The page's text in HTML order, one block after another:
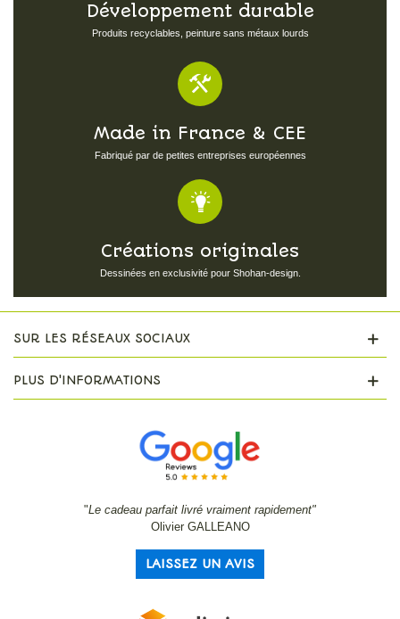
Développement durable
Produits recyclables, peinture sans métaux lourds
Made in France & CEE
Fabriqué par de petites entreprises européennes
Créations originales
Dessinées en exclusivité pour Shohan-design.
SUR LES RÉSEAUX SOCIAUX
PLUS D'INFORMATIONS
"Le cadeau parfait livré vraiment rapidement"
Olivier GALLEANO
LAISSEZ UN AVIS